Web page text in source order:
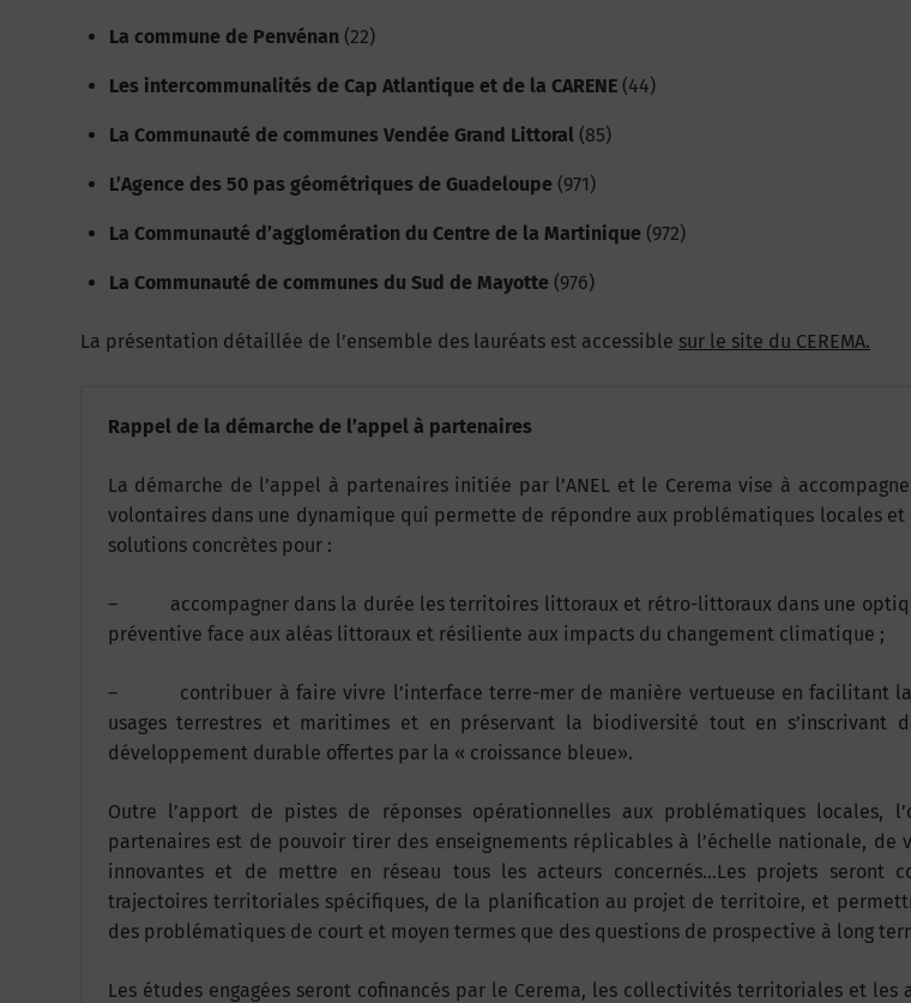
La commune de Penvénan (22)
Les intercommunalités de Cap Atlantique et de la CARENE (44)
La Communauté de communes Vendée Grand Littoral (85)
L’Agence des 50 pas géométriques de Guadeloupe (971)
La Communauté d’agglomération du Centre de la Martinique (972)
La Communauté de communes du Sud de Mayotte (976)
La présentation détaillée de l’ensemble des lauréats est accessible sur le site du CEREMA.
Rappel de la démarche de l’appel à partenaires
La démarche de l’appel à partenaires initiée par l’ANEL et le Cerema vise à
volontaires dans une dynamique qui permette de répondre aux problématiques locales et
solutions concrètes pour :
– accompagner dans la durée les territoires littoraux et rétro-littoraux dans une
préventive face aux aléas littoraux et résiliente aux impacts du changement climatique ;
– contribuer à faire vivre l’interface terre-mer de manière vertueuse en facilitant la
usages terrestres et maritimes et en préservant la biodiversité tout en s’inscrivant
développement durable offertes par la « croissance bleue».
Outre l’apport de pistes de réponses opérationnelles aux problématiques locales,
partenaires est de pouvoir tirer des enseignements réplicables à l’échelle nationale, de
innovantes et de mettre en réseau tous les acteurs concernés…Les projets seront
trajectoires territoriales spécifiques, de la planification au projet de territoire, et
des problématiques de court et moyen termes que des questions de prospective à long
Les études engagées seront cofinancés par le Cerema, les collectivités territoriales et les